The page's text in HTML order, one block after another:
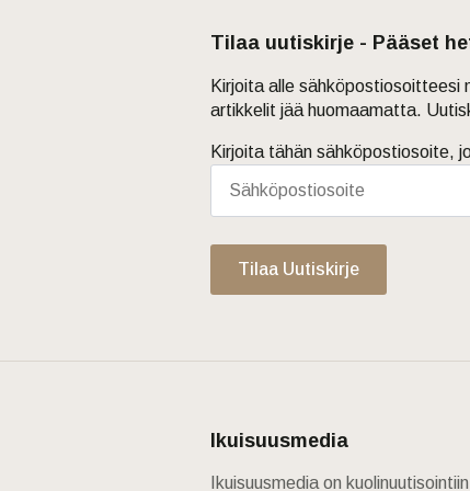
Tilaa uutiskirje - Pääset
Kirjoita alle sähköpostiosoitteesi
artikkelit jää huomaamatta.
Kirjoita tähän sähköpostiosoite,
Tilaa Uutiskirje
Ikuisuusmedia
Ikuisuusmedia on kuolinuutisointiin